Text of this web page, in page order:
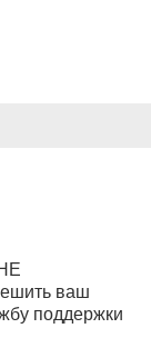
ваш
поддержки